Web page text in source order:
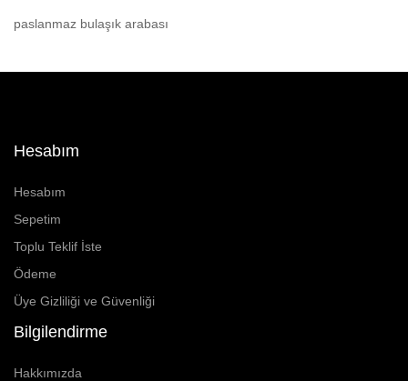
paslanmaz bulaşık arabası
Hesabım
Hesabım
Sepetim
Toplu Teklif İste
Ödeme
Üye Gizliliği ve Güvenliği
Bilgilendirme
Hakkımızda